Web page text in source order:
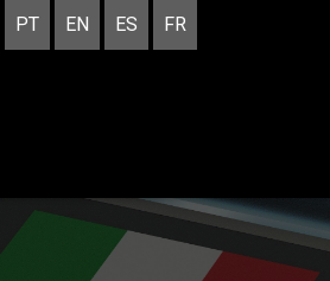
PT EN ES FR